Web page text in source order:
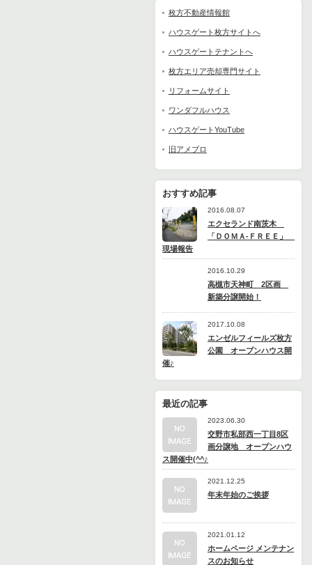
枚方不動産情報館
ハウスゲート枚方サイトへ
ハウスゲートテナントへ
枚方エリア売却専門サイト
リフォームサイト
ワンダフルハウス
ハウスゲートYouTube
旧アメブロ
おすすめ記事
2016.08.07
エクセランド南茨木
「ＤＯＭＡ-ＦＲＥＥ」
現場報告
2016.10.29
高槻市天神町 2区画
新築分譲開始！
2017.10.08
エンゼルフィールズ枚方
公園 オープンハウス開
催♪
最近の記事
2023.06.30
交野市私部西一丁目8区
画分譲地 オープンハウ
ス開催中(^^♪
2021.12.25
年末年始のご挨拶
2021.01.12
ホームページ メンテナン
スのお知らせ